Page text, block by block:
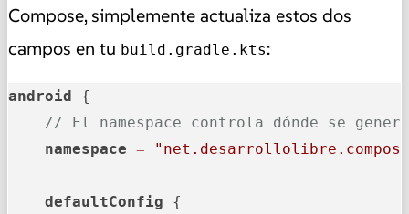
Compose, simplemente actualiza estos dos
campos en tu build.gradle.kts:
android {
// El namespace controla dónde se
namespace =
defaultConfig {